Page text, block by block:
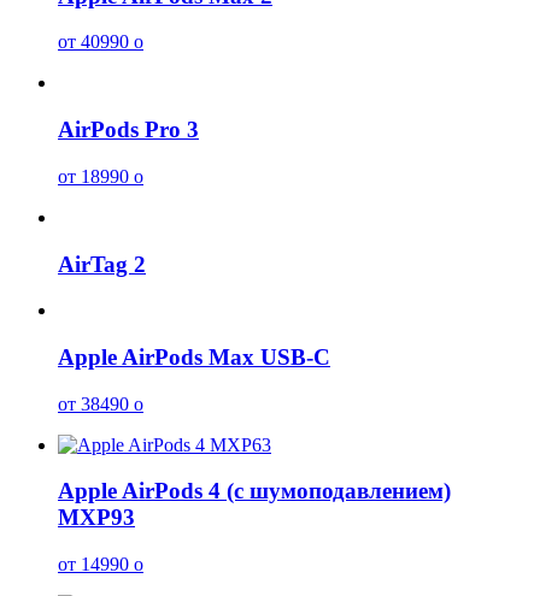
от 40990 o
AirPods Pro 3
от 18990 o
AirTag 2
Apple AirPods Max USB-C
от 38490 o
Apple AirPods 4 (с шумоподавлением)
MXP93
от 14990 o